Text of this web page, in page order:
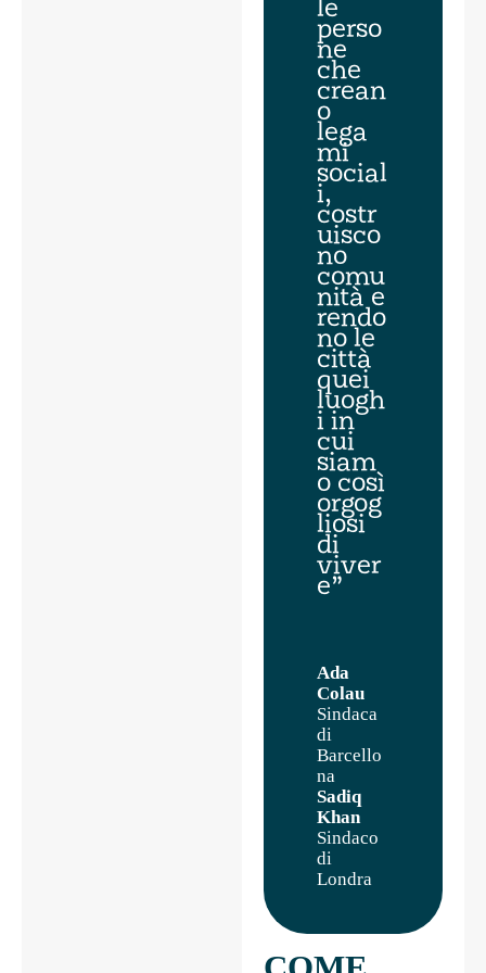
perso
ne
che
crean
o
lega
mi
social
i,
costr
uisco
no
comu
nità e
rendo
no le
città
quei
luogh
i in
cui
siam
o così
orgog
liosi
di
viver
e”
Ada
Colau
Sindaca
di
Barcello
na
Sadiq
Khan
Sindaco
di
Londra